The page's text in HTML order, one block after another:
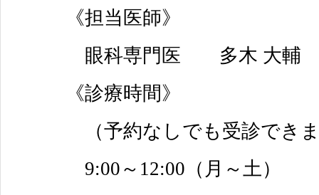
《担当医師》
眼科専門医 多木 大輔
《診療時間》
（予約なしでも受診でき
9:00～12:00（月～土）